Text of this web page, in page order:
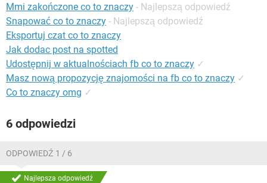
Mmi zakończone co to znaczy - Najlepszą odpowiedź
Snapować co to znaczy - Najlepszą odpowiedź
Eksportuj czat co to znaczy
Jak dodac post na spotted
Udostępnij w aktualnościach fb co to znaczy ✓
Masz nową propozycję znajomości na fb co to znaczy ✓
Co to znaczy omg ✓
6 odpowiedzi
ODPOWIEDŹ 1 / 6
Najlepsza odpowiedź